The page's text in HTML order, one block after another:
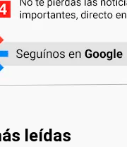
leídas